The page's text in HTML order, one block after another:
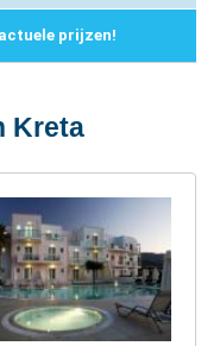
prijzen!
Kreta